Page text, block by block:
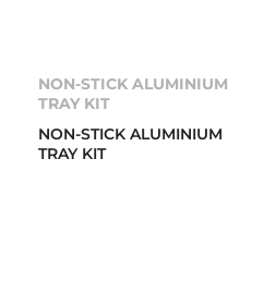
NON-STICK ALUMINIUM
TRAY KIT
NON-STICK ALUMINIUM
TRAY KIT